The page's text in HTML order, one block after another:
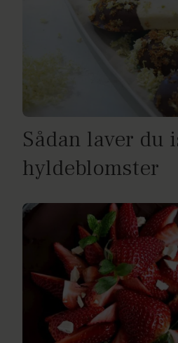
Sådan laver du
hyldeblomster